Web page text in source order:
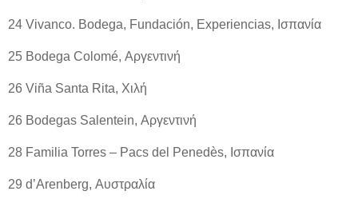
24 Vivanco. Bodega, Fundación, Experiencias, Ισπανία
25 Bodega Colomé, Αργεντινή
26 Viña Santa Rita, Χιλή
26 Bodegas Salentein, Αργεντινή
28 Familia Torres – Pacs del Penedès, Ισπανία
29 d’Arenberg, Αυστραλία